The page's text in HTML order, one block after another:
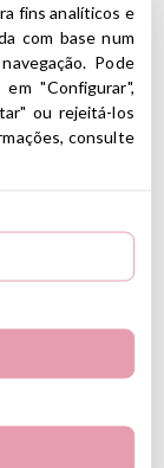
muito usada, infla
rejeite o mesmo
tamanho,
uma
a
para facilitar a
fins analíticos e
com base num
Pode
"Configurar",
ou rejeitá-los
consulte